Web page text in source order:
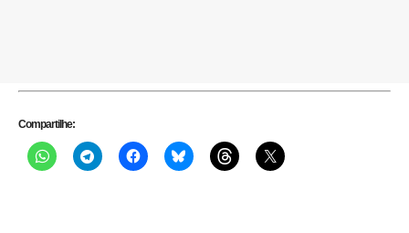
Compartilhe: